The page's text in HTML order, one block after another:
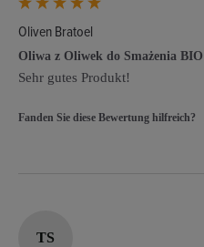
Oliven Bratoel
Oliwa z Oliwek do Smażenia BIO
Sehr gutes Produkt!
Fanden Sie diese Bewertung hilfreich?
TS